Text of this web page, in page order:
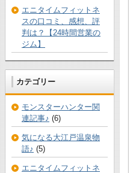
エニタイムフィットネ
スの口コミ、感想、評
判は？【24時間営業の
ジム】
カテゴリー
モンスターハンター関
連記事♪ (6)
気になる大江戸温泉物
語♪ (5)
エニタイムフィットネ